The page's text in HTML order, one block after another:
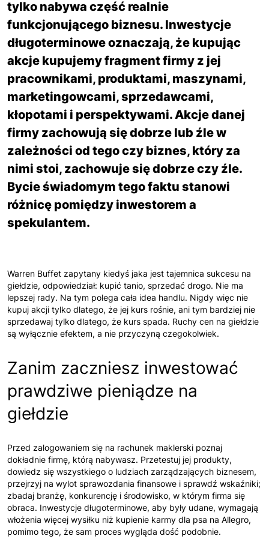
tylko nabywa część realnie
funkcjonującego biznesu. Inwestycje
długoterminowe oznaczają, że kupując
akcje kupujemy fragment firmy z jej
pracownikami, produktami, maszynami,
marketingowcami, sprzedawcami,
kłopotami i perspektywami. Akcje danej
firmy zachowują się dobrze lub źle w
zależności od tego czy biznes, który za
nimi stoi, zachowuje się dobrze czy źle.
Bycie świadomym tego faktu stanowi
różnicę pomiędzy inwestorem a
spekulantem.
Warren Buffet zapytany kiedyś jaka jest tajemnica sukcesu na
giełdzie, odpowiedział: kupić tanio, sprzedać drogo. Nie ma
lepszej rady. Na tym polega cała idea handlu. Nigdy więc nie
kupuj akcji tylko dlatego, że jej kurs rośnie, ani tym bardziej nie
sprzedawaj tylko dlatego, że kurs spada. Ruchy cen na giełdzie
są wyłącznie efektem, a nie przyczyną czegokolwiek.
Zanim zaczniesz inwestować
prawdziwe pieniądze na
giełdzie
Przed zalogowaniem się na rachunek maklerski poznaj
dokładnie firmę, którą nabywasz. Przetestuj jej produkty,
dowiedz się wszystkiego o ludziach zarządzających biznesem,
przejrzyj na wylot sprawozdania finansowe i sprawdź wskaźniki;
zbadaj branżę, konkurencję i środowisko, w którym firma się
obraca. Inwestycje długoterminowe, aby były udane, wymagają
włożenia więcej wysiłku niż kupienie karmy dla psa na Allegro,
pomimo tego, że sam proces wygląda dość podobnie.